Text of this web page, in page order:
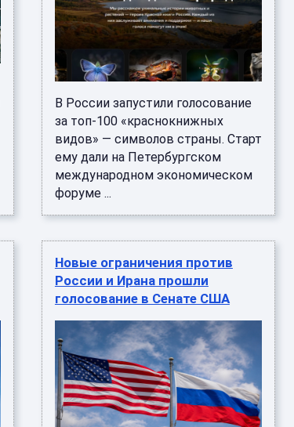
В России запустили голосование
за топ-100 «краснокнижных
видов» — символов страны. Старт
ему дали на Петербургском
международном экономическом
форуме ...
Новые ограничения против
России и Ирана прошли
голосование в Сенате США